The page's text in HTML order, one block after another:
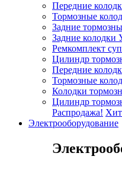
Передние
Тормозные
Задние
Задние колодки
Ремкомплект
Цилиндр
Передние
Тормозные
Колодки
Цилиндр
Распродажа!
Электрооборудование